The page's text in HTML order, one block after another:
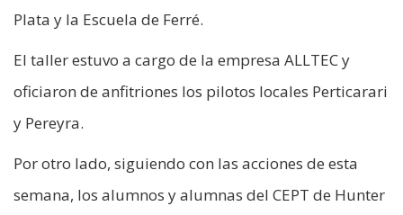
Plata y la Escuela de Ferré.
El taller estuvo a cargo de la empresa ALLTEC y
oficiaron de anfitriones los pilotos locales Perticarari
y Pereyra.
Por otro lado, siguiendo con las acciones de esta
semana, los alumnos y alumnas del CEPT de Hunter